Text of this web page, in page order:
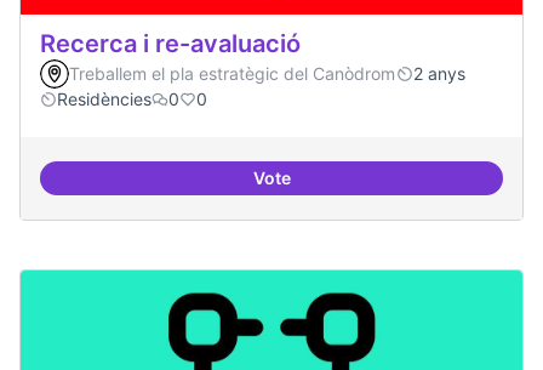
Recerca i re-avaluació
Treballem el pla estratègic del Canòdrom
2 anys
Residències
0 0
VoteRecerca i re-avaluació